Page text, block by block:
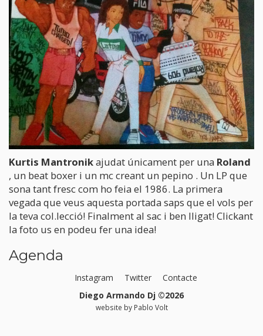
Kurtis Mantronikajudat únicament per una Roland
, un beat boxer i un mc creant un pepino . Un LP que
sona tant fresc com ho feia el 1986. La primera
vegada que veus aquesta portada saps que el vols per
la teva col.lecció! Finalment al sac i ben lligat! Clickant
la foto us en podeu fer una idea!
Agenda
Instagram Twitter
Contacte
Diego Armando Dj ©2026
website by Pablo Volt